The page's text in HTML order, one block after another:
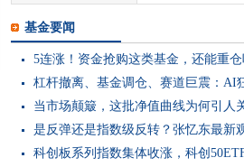
基金要闻
5连涨！资金抢购这类基金，还能重
杠杆撤离、基金调仓、赛道巨震：AI
当市场颠簸，这批净值曲线为何引人
是反弹还是指数级反转？张忆东最新
科创板系列指数集体收涨，科创